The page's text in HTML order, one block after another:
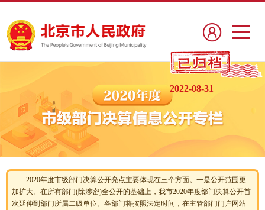
2020年度市级部门决算公开亮点主要体现在三个方面。一是公开范围更
加扩大。在所有部门(除涉密)全公开的基础上，我市2020年度部门决算公开首
次延伸到部门所属二级单位。各部门将按照法定时间，在主管部门门户网站
2022-08-31